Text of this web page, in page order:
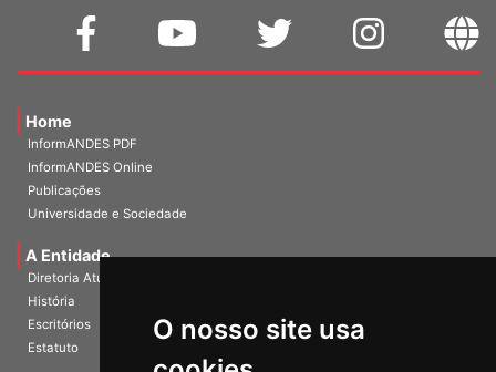
O nosso site usa
Home
InformANDES PDF
InformANDES Online
Publicações
Universidade e Sociedade
A Entidade
Diretoria Atual
História
Escritórios
Estatuto